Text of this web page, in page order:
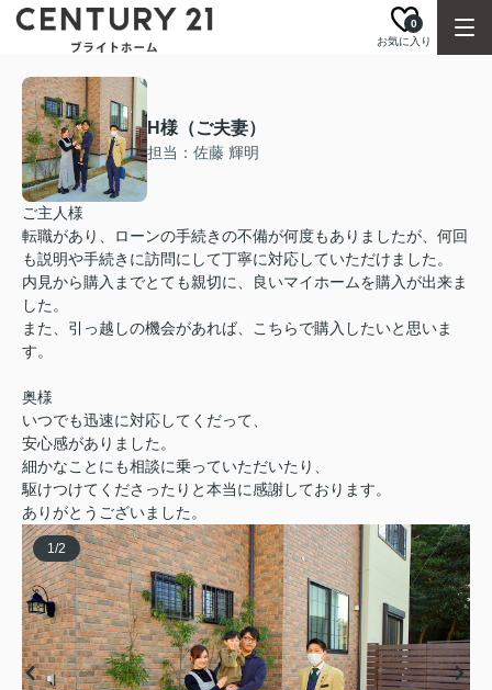
お気に入り
0
H様（ご夫妻）
担当：佐藤 輝明
ご主人様
転職があり、ローンの手続きの不備が何度もありましたが、何回
も説明や手続きに訪問にして丁寧に対応していただけました。
内見から購入までとても親切に、良いマイホームを購入が出来ま
した。
また、引っ越しの機会があれば、こちらで購入したいと思いま
す。
奥様
いつでも迅速に対応してくだって、
安心感がありました。
細かなことにも相談に乗っていただいたり、
駆けつけてくださったりと本当に感謝しております。
ありがとうございました。
1/2